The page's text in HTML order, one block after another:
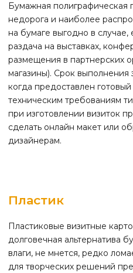
Бумажная полиграфическая
недорога и наиболее
на бумаге выгодно в случае,
раздача на выставках,
размещения в партнерских
магазины). Срок выполнения
когда предоставлен
техническим требованиям
при изготовлении визиток
сделать онлайн макет или
дизайнерам.
Пластик
Пластиковые визитные
долговечная альтернатива
влаги, не мнется, редко
для творческих решений